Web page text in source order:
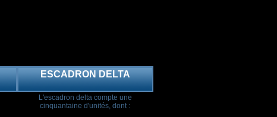
ESCADRON DELTA
L'escadron delta compte une
cinquantaine d'unités, dont :